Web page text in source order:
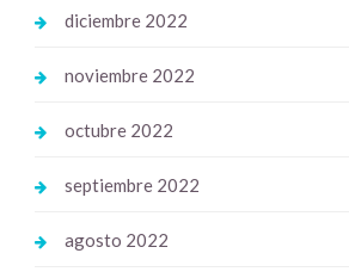
diciembre 2022
noviembre 2022
octubre 2022
septiembre 2022
agosto 2022